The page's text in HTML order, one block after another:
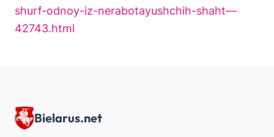
shurf-odnoy-iz-nerabotayushchih-shaht—
42743.html
Bielarus.net